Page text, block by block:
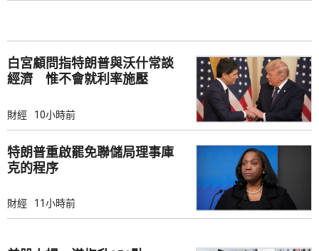
白宮顧問指特朗普與沃什常談
經濟 惟不會就利率施壓
財經 10小時前
特朗普重啟罷免聯儲局理事庫
克的程序
財經 11小時前